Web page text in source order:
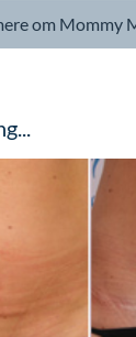
om Mommy